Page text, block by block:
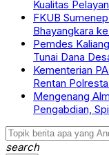
Kualitas
FKUB
Bhayangkara
Pemdes
Tunai Dana
Kementerian
Rentan
Mengenang
Pengabdian,
search